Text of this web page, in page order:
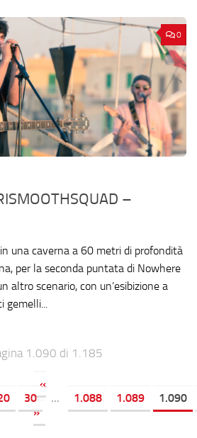
0
–
una caverna a 60 metri di profondità
per la seconda puntata di Nowhere
altro scenario, con un’esibizione a
1.090 di 1.185
«
30 ... 1.088 1.089
1.090
»